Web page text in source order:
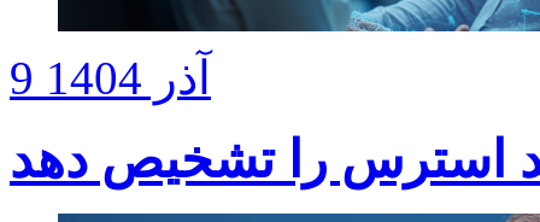
9 آذر 1404
استرس را تشخیص دهد